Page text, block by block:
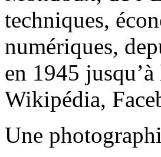
techniques,
numériques,
en 1945
Wikipédia,
Une